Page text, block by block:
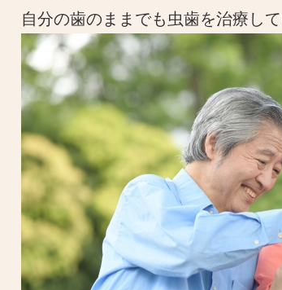
自分の歯のままでも虫歯を治療し